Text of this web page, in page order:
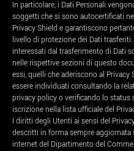
In particolare, i Dati Personali
soggetti che si sono autocertificati
Privacy Shield e garantiscono
livello di protezione dei Dati trasferiti.
interessati dal trasferimento di Dati
nelle rispettive sezioni di questo
essi, quelli che aderiscono al Privacy
essere individuati consultando la
privacy policy o verificando lo status
iscrizione nella lista ufficiale del
I diritti degli Utenti ai sensi del
descritti in forma sempre aggiornata
internet del Dipartimento del